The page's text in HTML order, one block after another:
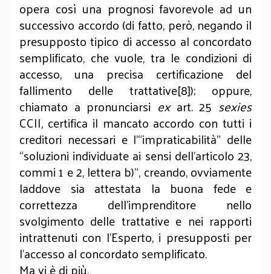
opera così una prognosi favorevole ad un
successivo accordo (di fatto, però, negando il
presupposto tipico di accesso al concordato
semplificato, che vuole, tra le condizioni di
accesso, una precisa certificazione del
fallimento delle trattative[8]); oppure,
chiamato a pronunciarsi exart. 25 sexies
CCII, certifica il mancato accordo con tutti i
creditori necessari e l’“impraticabilità” delle
“soluzioni individuate ai sensi dell’articolo 23,
commi 1 e 2, lettera b)”, creando, ovviamente
laddove sia attestata la buona fede e
correttezza dell’imprenditore nello
svolgimento delle trattative e nei rapporti
intrattenuti con l’Esperto, i presupposti per
l’accesso al concordato semplificato.